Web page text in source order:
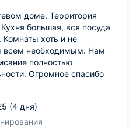
доме. Территория
большая, вся посуда
Комнаты хоть и не
всем необходимым. Нам
полностью
Огромное спасибо
(4 дня)